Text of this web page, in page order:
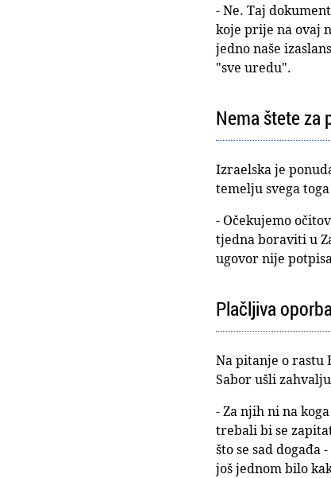
- Ne. Taj
koje prije na ovaj
jedno naše
"sve uredu".
Nema štete za
Izraelska je
temelju svega
- Očekujemo
tjedna boraviti u
ugovor nije
Plačljiva
Na pitanje o rastu
Sabor ušli
- Za njih ni na
trebali bi se
što se sad događa
još jednom bilo